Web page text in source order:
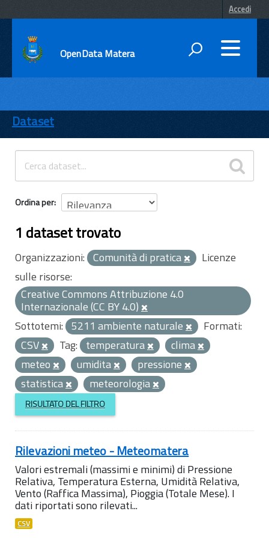
Accedi
OpenData Matera
ENTI
TEMI
INFORMAZIONI
Dataset
Ordina per
1 dataset trovato
Organizzazioni: Comunità di pratica
Licenze
sulle risorse:
Creative Commons Attribuzione 4.0
Internazionale (CC BY 4.0)
Sottotemi: 5211 ambiente naturale
Formati:
CSV
Tag: temperatura
clima
meteo
umidita
pressione
statistica
meteorologia
RISULTATO DEL FILTRO
Rilevazioni meteo - Meteomatera
Valori estremali (massimi e minimi) di Pressione
Relativa, Temperatura Esterna, Umidità Relativa,
Vento (Raffica Massima), Pioggia (Totale Mese). I
dati riportati sono rilevati...
CSV